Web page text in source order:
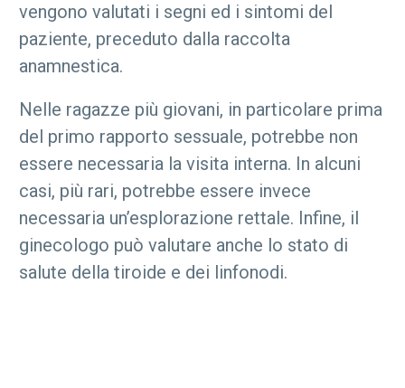
vengono valutati i segni ed i sintomi del
paziente, preceduto dalla raccolta
anamnestica.
Nelle ragazze più giovani, in particolare prima
del primo rapporto sessuale, potrebbe non
essere necessaria la visita interna. In alcuni
casi, più rari, potrebbe essere invece
necessaria un’esplorazione rettale. Infine, il
ginecologo può valutare anche lo stato di
salute della tiroide e dei linfonodi.